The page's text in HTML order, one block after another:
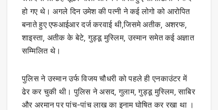
हो गए थे। अगले दिन उमेश की पत्नी ने कई लोगो को आरोपित
बनाते हुए एफआईआर दर्ज करवाई थी,जिसमे अतीक, अशरफ,
शाइस्ता, अतीक के बेटे, गुड्डू मुस्लिम, उस्मान समेत कई अज्ञात
सम्मिलित थे।
पुलिस ने उस्मान उर्फ विजय चौधरी को पहले ही एनकाउंटर में
ढेर कर चुकी थी। पुलिस ने असद, गुलाम, गुड्डू मुस्लिम, साबिर
और अरमान पर पांच-पांच लाख का इनाम घोषित कर रखा था ।